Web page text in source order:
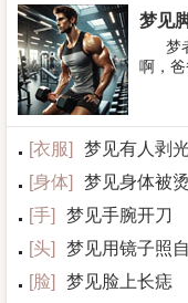
梦见
梦
啊，
[衣服]
梦见有人剥
[身体]
梦见身体被
[手]
梦见手腕开刀
[头]
梦见用镜子照
[脸] 梦见脸上长痣